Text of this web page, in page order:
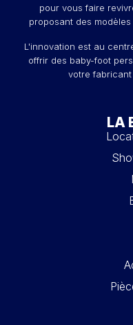
pour vous faire
proposant des
L'innovation est au
offrir des baby-foot
votre fabricant
LA